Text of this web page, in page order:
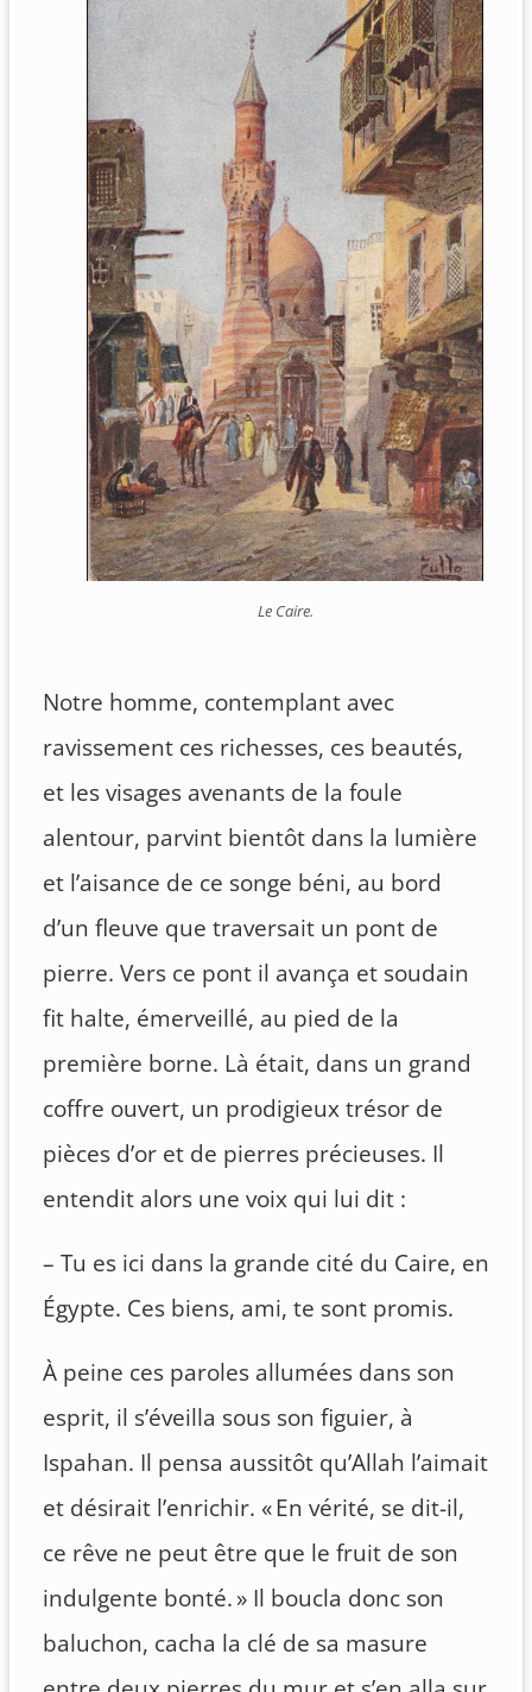
Le Caire.
Notre homme, contemplant avec
ravissement ces richesses, ces beautés,
et les visages avenants de la foule
alentour, parvint bientôt dans la lumière
et l’aisance de ce songe béni, au bord
d’un fleuve que traversait un pont de
pierre. Vers ce pont il avança et soudain
fit halte, émerveillé, au pied de la
première borne. Là était, dans un grand
coffre ouvert, un prodigieux trésor de
pièces d’or et de pierres précieuses. Il
entendit alors une voix qui lui dit :
– Tu es ici dans la grande cité du Caire, en
Égypte. Ces biens, ami, te sont promis.
À peine ces paroles allumées dans son
esprit, il s’éveilla sous son figuier, à
Ispahan. Il pensa aussitôt qu’Allah l’aimait
et désirait l’enrichir. « En vérité, se dit-il,
ce rêve ne peut être que le fruit de son
indulgente bonté. » Il boucla donc son
baluchon, cacha la clé de sa masure